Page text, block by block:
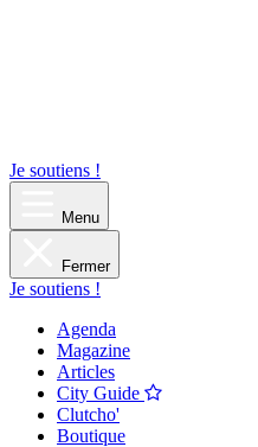
Je soutiens !
Menu
Fermer
Je soutiens !
Agenda
Magazine
Articles
City Guide
Clutcho'
Boutique